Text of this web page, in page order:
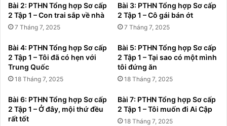
Bài 2: PTHN Tổng hợp Sơ cấp
2 Tập 1 – Con trai sắp về nhà
7 Tháng 7, 2025
Bài 3: PTHN Tổng hợp Sơ cấp
2 Tập 1 – Cô gái bán ớt
7 Tháng 7, 2025
Bài 4: PTHN Tổng hợp Sơ cấp
2 Tập 1 – Tôi đã có hẹn với
Trung Quốc
18 Tháng 7, 2025
Bài 5: PTHN Tổng hợp Sơ cấp
2 Tập 1 – Tại sao có một mình
tôi đứng ăn
18 Tháng 7, 2025
Bài 6: PTHN Tổng hợp Sơ cấp
2 Tập 1 – Ở đây, mội thứ đều
rất tốt
Bài 7: PTHN Tổng hợp Sơ cấp
2 Tập 1 – Tôi muốn đi Ai Cập
18 Tháng 7, 2025